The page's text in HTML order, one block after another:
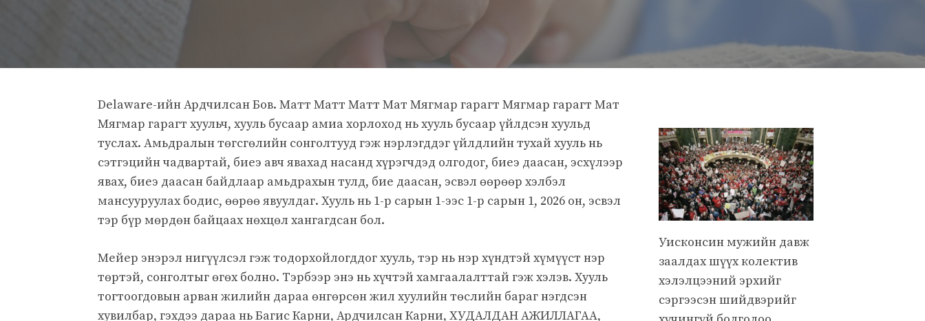
Delaware-ийн Ардчилсан Бов. Матт Матт Матт Мат Мягмар гарагт Мягмар гарагт Мат
Мягмар гарагт хуульч, хууль бусаар амиа хорлоход нь хууль бусаар үйлдсэн хуульд
туслах. Амьдралын төгсгөлийн сонголтууд гэж нэрлэгддэг үйлдлийн тухай хууль нь
сэтгэцийн чадвартай, биеэ авч явахад насанд хүрэгчдэд олгодог, биеэ даасан, эсхүлээр
явах, биеэ даасан байдлаар амьдрахын тулд, бие даасан, эсвэл өөрөөр хэлбэл
мансууруулах бодис, өөрөө явуулдаг. Хууль нь 1-р сарын 1-ээс 1-р сарын 1, 2026 он, эсвэл
тэр бүр мөрдөн байцаах нөхцөл хангагдсан бол.
Мейер энэрэл нигүүлсэл гэж тодорхойлогддог хууль, тэр нь нэр хүндтэй хүмүүст нэр
төртэй, сонголтыг өгөх болно. Тэрбээр энэ нь хүчтэй хамгаалалттай гэж хэлэв. Хууль
тогтоогдовын арван жилийн дараа өнгөрсөн жил хуулийн төслийн бараг нэгдсэн
хувилбар, гэхдээ дараа нь Багис Карни, Ардчилсан Карни, ХУДАЛДАН АЖИЛЛАГАА,
Уисконсин мужийн давж
заалдах шүүх колектив
хэлэлцээний эрхийг
сэргээсэн шийдвэрийг